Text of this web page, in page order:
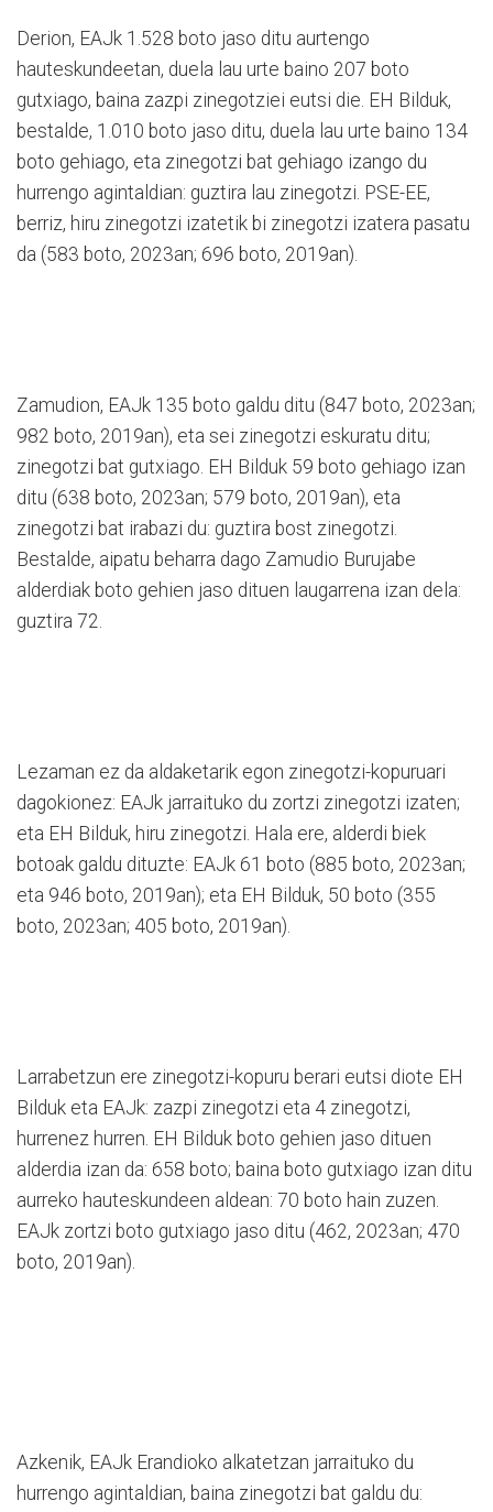
Derion, EAJk 1.528 boto jaso ditu aurtengo
hauteskundeetan, duela lau urte baino 207 boto
gutxiago, baina zazpi zinegotziei eutsi die. EH Bilduk,
bestalde, 1.010 boto jaso ditu, duela lau urte baino 134
boto gehiago, eta zinegotzi bat gehiago izango du
hurrengo agintaldian: guztira lau zinegotzi. PSE-EE,
berriz, hiru zinegotzi izatetik bi zinegotzi izatera pasatu
da (583 boto, 2023an; 696 boto, 2019an).
Zamudion, EAJk 135 boto galdu ditu (847 boto, 2023an;
982 boto, 2019an), eta sei zinegotzi eskuratu ditu;
zinegotzi bat gutxiago. EH Bilduk 59 boto gehiago izan
ditu (638 boto, 2023an; 579 boto, 2019an), eta
zinegotzi bat irabazi du: guztira bost zinegotzi.
Bestalde, aipatu beharra dago Zamudio Burujabe
alderdiak boto gehien jaso dituen laugarrena izan dela:
guztira 72.
Lezaman ez da aldaketarik egon zinegotzi-kopuruari
dagokionez: EAJk jarraituko du zortzi zinegotzi izaten;
eta EH Bilduk, hiru zinegotzi. Hala ere, alderdi biek
botoak galdu dituzte: EAJk 61 boto (885 boto, 2023an;
eta 946 boto, 2019an); eta EH Bilduk, 50 boto (355
boto, 2023an; 405 boto, 2019an).
Larrabetzun ere zinegotzi-kopuru berari eutsi diote EH
Bilduk eta EAJk: zazpi zinegotzi eta 4 zinegotzi,
hurrenez hurren. EH Bilduk boto gehien jaso dituen
alderdia izan da: 658 boto; baina boto gutxiago izan ditu
aurreko hauteskundeen aldean: 70 boto hain zuzen.
EAJk zortzi boto gutxiago jaso ditu (462, 2023an; 470
boto, 2019an).
Azkenik, EAJk Erandioko alkatetzan jarraituko du
hurrengo agintaldian, baina zinegotzi bat galdu du: